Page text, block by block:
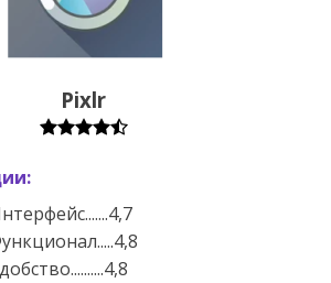
Pixlr